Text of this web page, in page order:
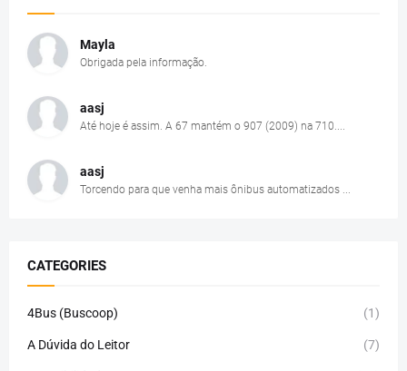
Mayla
Obrigada pela informação.
aasj
Até hoje é assim. A 67 mantém o 907 (2009) na 710....
aasj
Torcendo para que venha mais ônibus automatizados ...
CATEGORIES
4Bus (Buscoop) (1)
A Dúvida do Leitor (7)